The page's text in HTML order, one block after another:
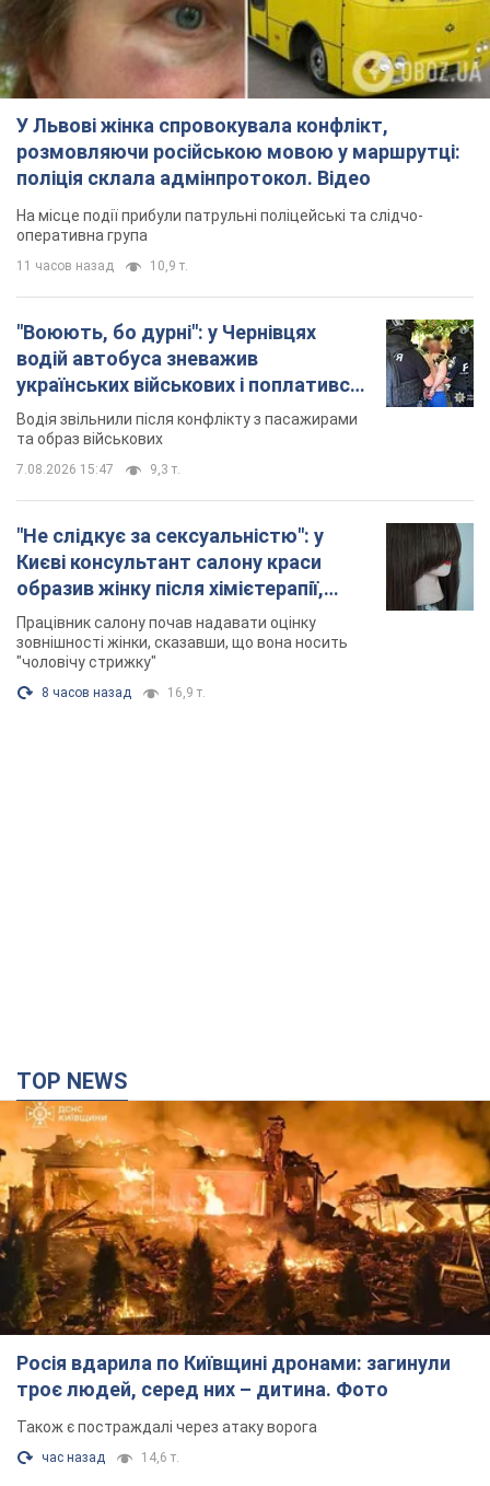
У Львові жінка спровокувала конфлікт,
розмовляючи російською мовою у маршрутці:
поліція склала адмінпротокол. Відео
На місце події прибули патрульні поліцейські та слідчо-
оперативна група
11 часов назад 10,9 т.
"Воюють, бо дурні": у Чернівцях
водій автобуса зневажив
українських військових і поплатився.
Відео
Водія звільнили після конфлікту з пасажирами
та образ військових
7.08.2026 15:47 9,3 т.
"Не слідкує за сексуальністю": у
Києві консультант салону краси
образив жінку після хімієтерапії,
розгорівся скандал. Фото
Працівник салону почав надавати оцінку
зовнішності жінки, сказавши, що вона носить
"чоловічу стрижку"
8 часов назад 16,9 т.
TOP NEWS
Росія вдарила по Київщині дронами: загинули
троє людей, серед них – дитина. Фото
Також є постраждалі через атаку ворога
час назад 14,6 т.